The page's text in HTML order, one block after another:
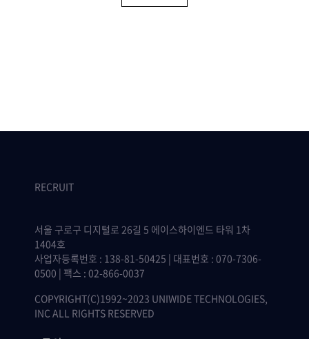
RECRUIT
서울 구로구 디지털로 26길 5 에이스하이엔드 타워 1차
1404호
사업자등록번호 : 138-81-50425 | 대표번호 : 070-7306-
0500 | 팩스 : 02-866-0037
COPYRIGHT(C)1992~2023 UNIWIDE TECHNOLOGIES,
INC ALL RIGHTS RESERVED